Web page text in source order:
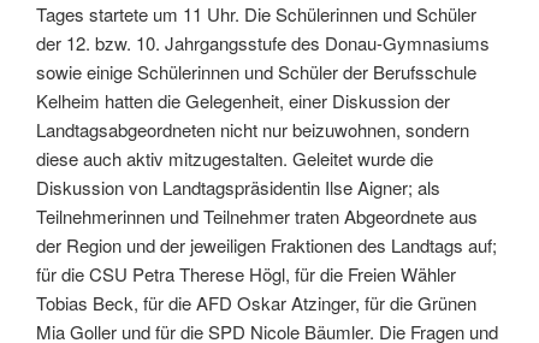
Tages startete um 11 Uhr. Die Schülerinnen und Schüler
der 12. bzw. 10. Jahrgangsstufe des Donau-Gymnasiums
sowie einige Schülerinnen und Schüler der Berufsschule
Kelheim hatten die Gelegenheit, einer Diskussion der
Landtagsabgeordneten nicht nur beizuwohnen, sondern
diese auch aktiv mitzugestalten. Geleitet wurde die
Diskussion von Landtagspräsidentin Ilse Aigner; als
Teilnehmerinnen und Teilnehmer traten Abgeordnete aus
der Region und der jeweiligen Fraktionen des Landtags auf;
für die CSU Petra Therese Högl, für die Freien Wähler
Tobias Beck, für die AFD Oskar Atzinger, für die Grünen
Mia Goller und für die SPD Nicole Bäumler. Die Fragen und